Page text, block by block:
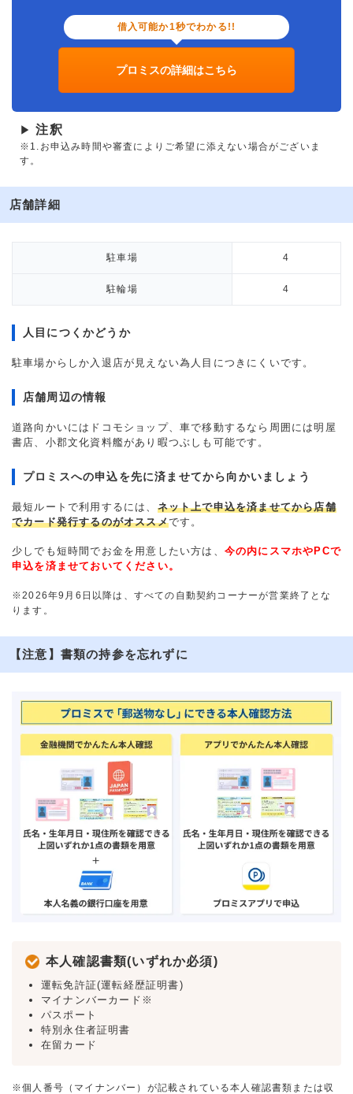
借入可能か1秒でわかる!!
プロミスの詳細はこちら
▶ 注釈
※1.お申込み時間や審査によりご希望に添えない場合がございま
す。
店舗詳細
駐車場 4
駐輪場 4
人目につくかどうか
駐車場からしか入退店が見えない為人目につきにくいです。
店舗周辺の情報
道路向かいにはドコモショップ、車で移動するなら周囲には明屋
書店、小郡文化資料艦があり暇つぶしも可能です。
プロミスへの申込を先に済ませてから向かいましょう
最短ルートで利用するには、 ネット上で申込を済ませてから店舗
でカード発行するのがオススメです。
少しでも短時間でお金を用意したい方は、 今の内にスマホやPCで
申込を済ませておいてください。
※2026年9月6日以降は、すべての自動契約コーナーが営業終了とな
ります。
【注意】書類の持参を忘れずに
本人確認書類(いずれか必須)
運転免許証(運転経歴証明書)
マイナンバーカード※
パスポート
特別永住者証明書
在留カード
※個人番号（マイナンバー）が記載されている本人確認書類または収